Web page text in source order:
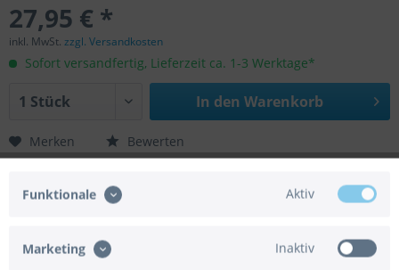
27,95 € *
inkl. MwSt. zzgl. Versandkosten
Sofort versandfertig, Lieferzeit ca. 1-3 Werktage*
In den Warenkorb
Merken Bewerten
Helium geeignet:
Automatikventil:
Achtung:
Der Artikel wird ohne Gasfüllung
Funktionale Aktiv
Marketing Inaktiv